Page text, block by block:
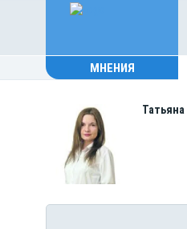
МНЕНИЯ
Татьяна